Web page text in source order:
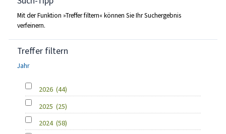
Mit der Funktion »Treffer filtern« können Sie Ihr Suchergebnis
verfeinern.
Treffer filtern
Jahr
2026 (44)
2025 (25)
2024 (58)